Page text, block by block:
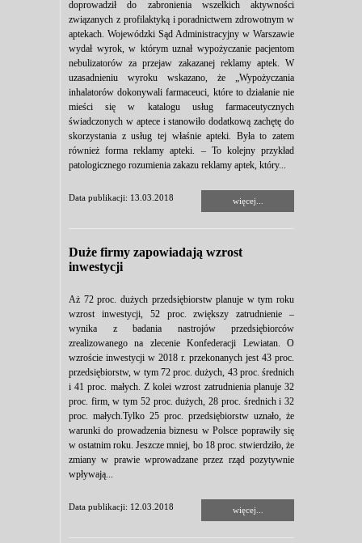
doprowadził do zabronienia wszelkich aktywności
związanych z profilaktyką i poradnictwem zdrowotnym w
aptekach. Wojewódzki Sąd Administracyjny w Warszawie
wydał wyrok, w którym uznał wypożyczanie pacjentom
nebulizatorów za przejaw zakazanej reklamy aptek. W
uzasadnieniu wyroku wskazano, że „Wypożyczania
inhalatorów dokonywali farmaceuci, które to działanie nie
mieści się w katalogu usług farmaceutycznych
świadczonych w aptece i stanowiło dodatkową zachętę do
skorzystania z usług tej właśnie apteki. Była to zatem
również forma reklamy apteki. – To kolejny przykład
patologicznego rozumienia zakazu reklamy aptek, który...
Data publikacji: 13.03.2018 więcej...
Duże firmy zapowiadają wzrost
inwestycji
Aż 72 proc. dużych przedsiębiorstw planuje w tym roku
wzrost inwestycji, 52 proc. zwiększy zatrudnienie –
wynika z badania nastrojów przedsiębiorców
zrealizowanego na zlecenie Konfederacji Lewiatan. O
wzroście inwestycji w 2018 r. przekonanych jest 43 proc.
przedsiębiorstw, w tym 72 proc. dużych, 43 proc. średnich
i 41 proc. małych. Z kolei wzrost zatrudnienia planuje 32
proc. firm, w tym 52 proc. dużych, 28 proc. średnich i 32
proc. małych.Tylko 25 proc. przedsiębiorstw uznało, że
warunki do prowadzenia biznesu w Polsce poprawiły się
w ostatnim roku. Jeszcze mniej, bo 18 proc. stwierdziło, że
zmiany w prawie wprowadzane przez rząd pozytywnie
wpływają...
Data publikacji: 12.03.2018 więcej...